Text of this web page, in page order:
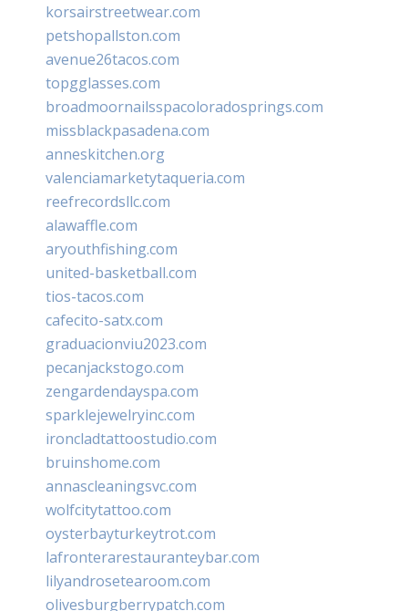
korsairstreetwear.com
petshopallston.com
avenue26tacos.com
topgglasses.com
broadmoornailsspacoloradosprings.com
missblackpasadena.com
anneskitchen.org
valenciamarketytaqueria.com
reefrecordsllc.com
alawaffle.com
aryouthfishing.com
united-basketball.com
tios-tacos.com
cafecito-satx.com
graduacionviu2023.com
pecanjackstogo.com
zengardendayspa.com
sparklejewelryinc.com
ironcladtattoostudio.com
bruinshome.com
annascleaningsvc.com
wolfcitytattoo.com
oysterbayturkeytrot.com
lafronterarestauranteybar.com
lilyandrosetearoom.com
olivesburgberrypatch.com